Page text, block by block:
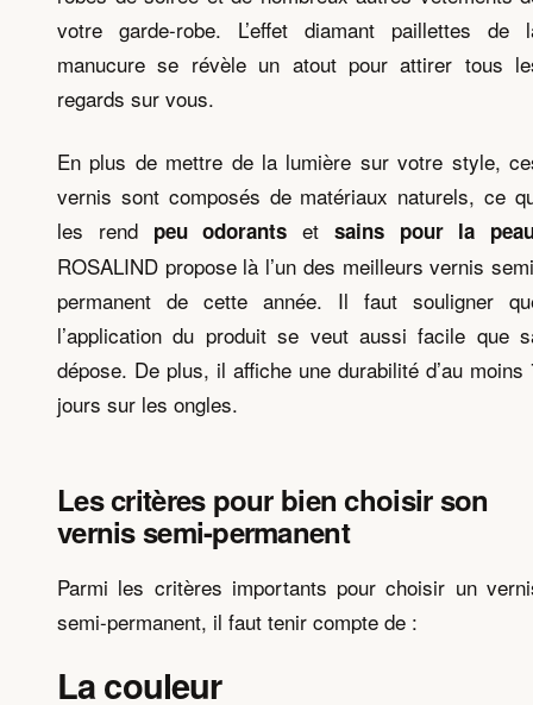
votre garde-robe. L’effet diamant paillettes de
manucure se révèle un atout pour attirer tous
regards sur vous.
En plus de mettre de la lumière sur votre style,
vernis sont composés de matériaux naturels, ce
les rend peu odorants et sains pour la
ROSALIND propose là l’un des meilleurs vernis
permanent de cette année. Il faut souligner
l’application du produit se veut aussi facile que
dépose. De plus, il affiche une durabilité d’au moins
jours sur les ongles.
Les critères pour bien choisir son
vernis semi-permanent
Parmi les critères importants pour choisir un
semi-permanent, il faut tenir compte de :
La couleur